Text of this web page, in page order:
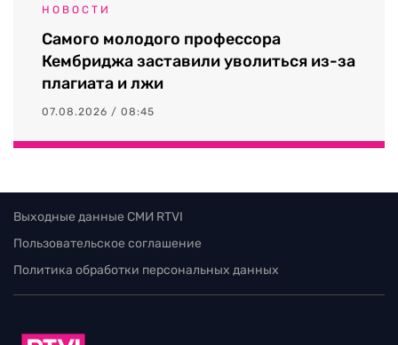
НОВОСТИ
Самого молодого профессора
Кембриджа заставили уволиться из-за
плагиата и лжи
07.08.2026 / 08:45
Выходные данные СМИ RTVI
Пользовательское соглашение
Политика обработки персональных данных